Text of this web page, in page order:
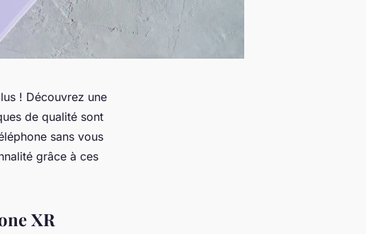
! Découvrez une
de qualité sont
sans vous
grâce à ces
XR